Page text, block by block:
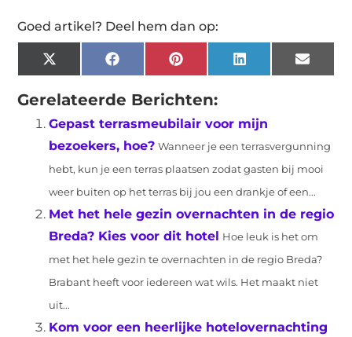
Goed artikel? Deel hem dan op:
X
(Twitter)
FacebookPinterestLinkedIn Email
Gerelateerde Berichten:
Gepast terrasmeubilair voor mijn
bezoekers, hoe? Wanneer je een terrasvergunning
hebt, kun je een terras plaatsen zodat gasten bij mooi
weer buiten op het terras bij jou een drankje of een...
Met het hele gezin overnachten in de regio
Breda? Kies voor dit hotel Hoe leuk is het om
met het hele gezin te overnachten in de regio Breda?
Brabant heeft voor iedereen wat wils. Het maakt niet
uit...
Kom voor een heerlijke hotelovernachting